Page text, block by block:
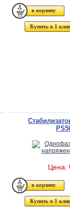
Купить в 1
Цена:
Купить в 1